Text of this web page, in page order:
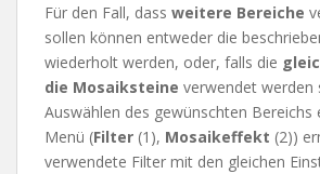
Für den Fall, dass weitere Bereiche
sollen können entweder die
wiederholt werden, oder, falls die
die Mosaiksteine verwendet werden
Auswählen des gewünschten Bereichs
Menü (Filter (1), Mosaikeffekt (2))
verwendete Filter mit den gleichen